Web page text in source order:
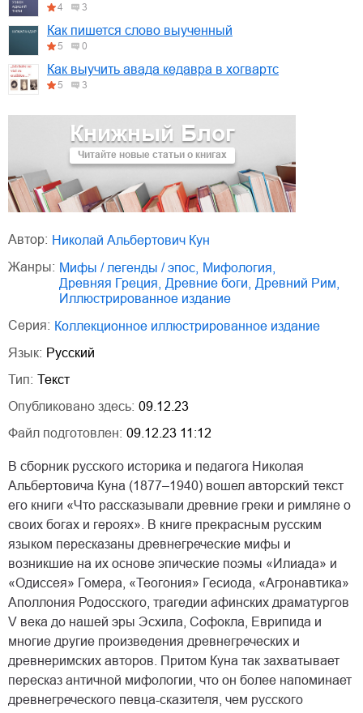
Книжный Блог
Читайте новые статьи о книгах
4 3
Как пишется слово выученный
5 0
Как выучить авада кедавра в хогвартс
5 3
Автор:
Николай Альбертович Кун
Жанры:
мифы / легенды / эпос мифология
Древняя Греция
древние боги Древний Рим
иллюстрированное издание
Серия:
Коллекционное иллюстрированное издание
Язык: Русский
Тип: Текст
Опубликовано здесь: 09.12.23
Файл подготовлен: 09.12.23 11:12
В сборник русского историка и педагога Николая
Альбертовича Куна (1877–1940) вошел авторский текст
его книги «Что рассказывали древние греки и римляне о
своих богах и героях». В книге прекрасным русским
языком пересказаны древнегреческие мифы и
возникшие на их основе эпические поэмы «Илиада» и
«Одиссея» Гомера, «Теогония» Гесиода, «Агронавтика»
Аполлония Родосского, трагедии афинских драматургов
V века до нашей эры Эсхила, Софокла, Еврипида и
многие другие произведения древнегреческих и
древнеримских авторов. Притом Куна так захватывает
пересказ античной мифологии, что он более напоминает
древнегреческого певца-сказителя, чем русского